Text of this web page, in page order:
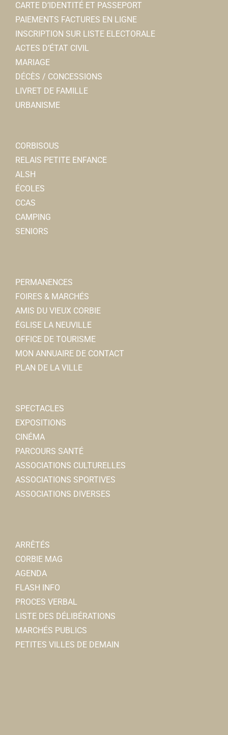
CARTE D’IDENTITÉ ET PASSEPORT
PAIEMENTS FACTURES EN LIGNE
INSCRIPTION SUR LISTE ELECTORALE
ACTES D’ÉTAT CIVIL
MARIAGE
DÉCÈS / CONCESSIONS
LIVRET DE FAMILLE
URBANISME
CORBISOUS
RELAIS PETITE ENFANCE
ALSH
ÉCOLES
CCAS
CAMPING
SENIORS
PERMANENCES
FOIRES & MARCHÉS
AMIS DU VIEUX CORBIE
ÉGLISE LA NEUVILLE
OFFICE DE TOURISME
MON ANNUAIRE DE CONTACT
PLAN DE LA VILLE
SPECTACLES
EXPOSITIONS
CINÉMA
PARCOURS SANTÉ
ASSOCIATIONS CULTURELLES
ASSOCIATIONS SPORTIVES
ASSOCIATIONS DIVERSES
ARRÊTÉS
CORBIE MAG
AGENDA
FLASH INFO
PROCES VERBAL
LISTE DES DÉLIBÉRATIONS
MARCHÉS PUBLICS
PETITES VILLES DE DEMAIN